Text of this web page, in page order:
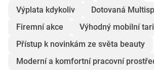
Výplata kdykoliv
Dotovaná
Firemní akce
Výhodný mobilní
Přístup k novinkám ze světa beauty
Moderní a komfortní pracovní